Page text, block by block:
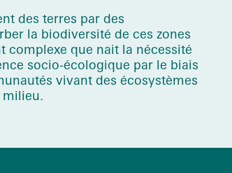
des terres par des
la biodiversité de ces zones
complexe que nait la nécessité
socio-écologique par le biais
vivant des écosystèmes
milieu.